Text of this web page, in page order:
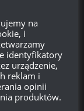
2019 11:32
na
i
identyfikatory
urządzenie,
reklam i
opinii
produktów.